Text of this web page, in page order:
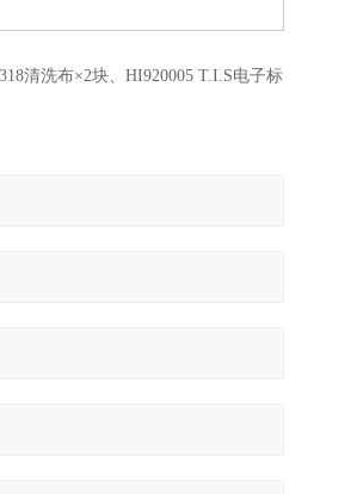
清洗布×2块、HI920005 T.I.S电子标